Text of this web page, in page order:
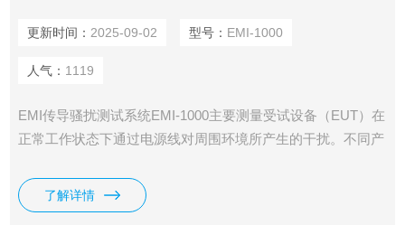
更新时间： 2025-09-02 型号： EMI-1000
人气： 1119
EMI传导骚扰测试系统EMI-1000主要测量受试设备（EUT）在
正常工作状态下通过电源线对周围环境所产生的干扰。不同产
统主要由EMI测试接收机、人工电源网络（LISN）和专用测试
软件组成，符合CISPR、FCC、MITL、GB等相关标准要求。
了解详情